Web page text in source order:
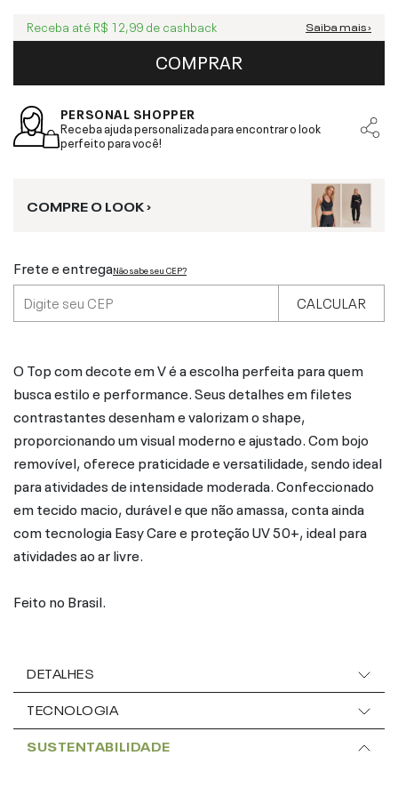
Receba até R$ 12,99 de cashback Saiba mais ›
COMPRAR
PERSONAL SHOPPER
Receba ajuda personalizada para encontrar o look
perfeito para você!
COMPRE O LOOK ›
Frete e entregaNão sabe seu CEP?
CALCULAR
O Top com decote em V é a escolha perfeita para quem
busca estilo e performance. Seus detalhes em filetes
contrastantes desenham e valorizam o shape,
proporcionando um visual moderno e ajustado. Com bojo
removível, oferece praticidade e versatilidade, sendo ideal
para atividades de intensidade moderada. Confeccionado
em tecido macio, durável e que não amassa, conta ainda
com tecnologia Easy Care e proteção UV 50+, ideal para
atividades ao ar livre.
Feito no Brasil.
DETALHES
TECNOLOGIA
SUSTENTABILIDADE